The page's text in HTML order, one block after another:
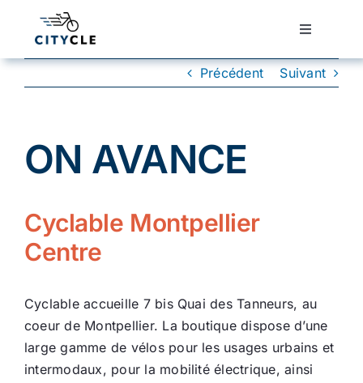
Toggle
Vélos de ville
Matériel
Précédent Suivant
ON AVANCE
Cyclable Montpellier
Centre
Cyclable accueille 7 bis Quai des Tanneurs, au
coeur de Montpellier. La boutique dispose d’une
large gamme de vélos pour les usages urbains et
intermodaux, pour la mobilité électrique, ainsi